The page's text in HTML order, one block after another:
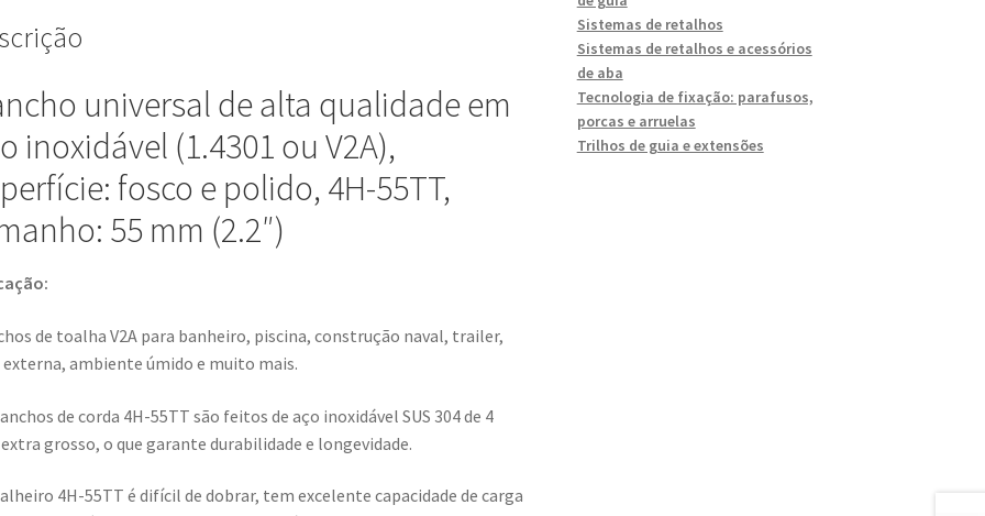
área
ambiente
úmido
e
muito
mais,
da
(Japão)
universal de alta qualidade em
inoxidável (1.4301 ou V2A),
fosco e polido, 4H-55TT,
55 mm (2.2″)
de toalha V2A para banheiro, piscina, construção naval, trailer,
externa, ambiente úmido e muito mais.
de corda 4H-55TT são feitos de aço inoxidável SUS 304 de 4
grosso, o que garante durabilidade e longevidade.
4H-55TT é difícil de dobrar, tem excelente capacidade de carga
Sistemas de retalhos
Sistemas de retalhos e acessórios
de aba
Tecnologia de fixação: parafusos,
porcas e arruelas
Trilhos de guia e extensões